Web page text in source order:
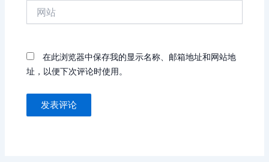
在此浏览器中保存我的显示名称、邮箱地址和网站地
址，以便下次评论时使用。